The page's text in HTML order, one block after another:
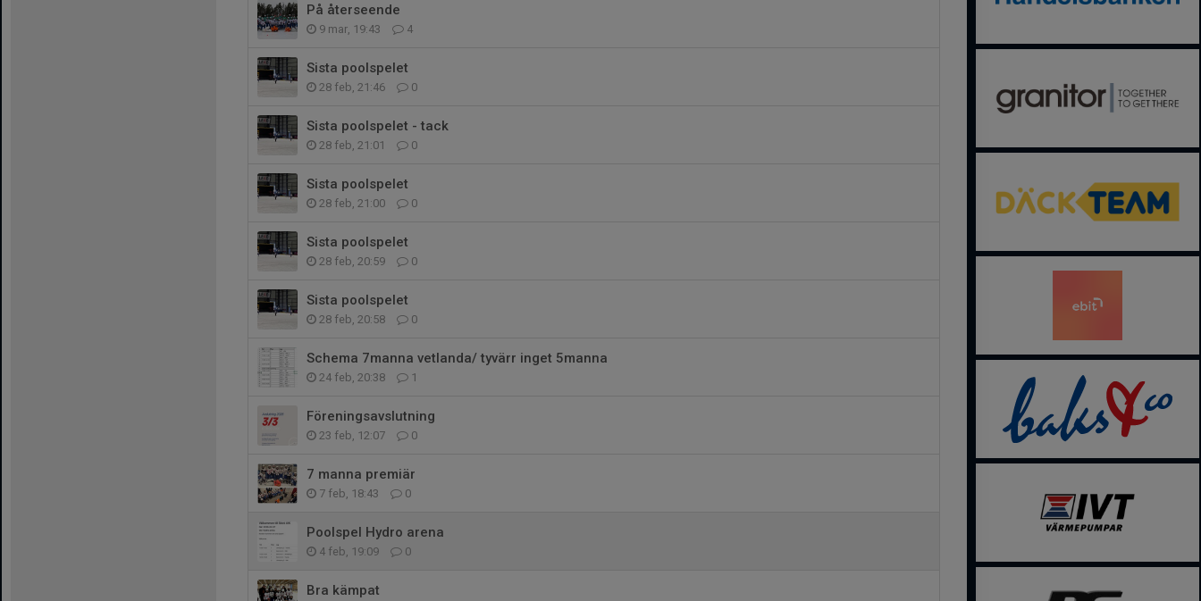
På återseende
9 mar, 19:43 4
Sista poolspelet
28 feb, 21:46 0
Sista poolspelet - tack
28 feb, 21:01 0
Sista poolspelet
28 feb, 21:00 0
Sista poolspelet
28 feb, 20:59 0
Sista poolspelet
28 feb, 20:58 0
Schema 7manna vetlanda/ tyvärr inget 5manna
24 feb, 20:38 1
Föreningsavslutning
23 feb, 12:07 0
7 manna premiär
7 feb, 18:43 0
Poolspel Hydro arena
4 feb, 19:09 0
Bra kämpat